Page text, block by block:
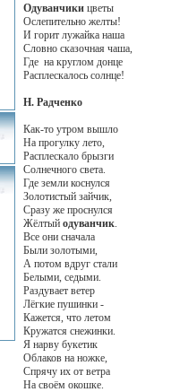
Одуванчикицветы
Ослепительно желты!
И горит лужайка наша
Словно сказочная чаша,
Где на круглом донце
Расплескалось солнце!
Н. Радченко
Как-то утром вышло
На прогулку лето,
Расплескало брызги
Солнечного света.
Где земли коснулся
Золотистый зайчик,
Сразу же проснулся
Жёлтый одуванчик.
Все они сначала
Были золотыми,
А потом вдруг стали
Белыми, седыми.
Раздувает ветер
Лёгкие пушинки -
Кажется, что летом
Кружатся снежинки.
Я нарву букетик
Облаков на ножке,
Спрячу их от ветра
На своём окошке.